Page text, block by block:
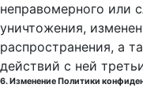
неправомерного или
уничтожения,
распространения, а
действий с ней
6. Изменение Политики